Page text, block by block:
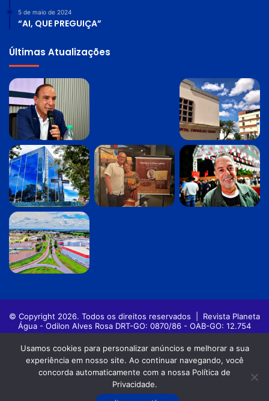
5 de maio de 2024
“AI, QUE PREGUIÇA”
Últimas Atualizações
© Copyright 2026. Todos os direitos reservados | Revista Planeta
Água - Odilon Alves Rosa DRT-GO: 0870/86 - OAB-GO: 12.754
Facebook
TwitterPinterestYouTubeInstagram
Usamos cookies para personalizar anúncios e melhorar a sua
experiência em nosso site. Ao continuar navegando, você
concorda automaticamente com a nossa Política de
Privacidade.